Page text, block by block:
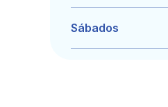
Sábados